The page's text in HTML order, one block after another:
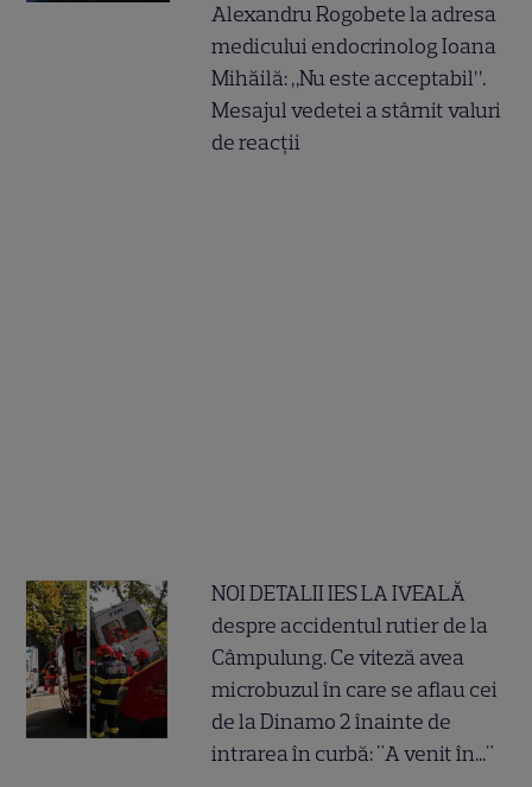
Alexandru Rogobete la adresa
medicului endocrinolog Ioana
Mihăilă: „Nu este acceptabil”.
Mesajul vedetei a stârnit valuri
de reacții
NOI DETALII IES LA IVEALĂ
despre accidentul rutier de la
Câmpulung. Ce viteză avea
microbuzul în care se aflau cei
de la Dinamo 2 înainte de
intrarea în curbă: "A venit în..."